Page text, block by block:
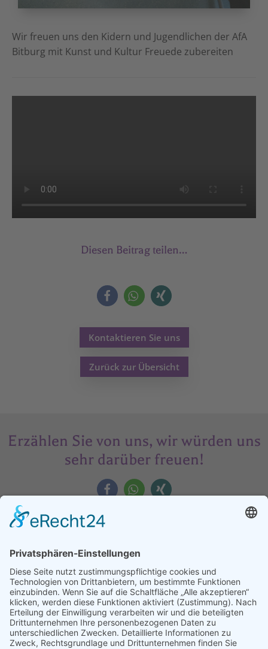
Wir freuen uns den Kidern und Jugendlichen der AfA
Bitburg mit Kunst und Kultur Freuede zubereiten
Diesen Beitrag teilen…
Kontaktieren Sie uns
Zurück zur Übersicht
Erzählen Sie von uns, wir würden uns
sehr darüber freuen!
Assoziierter Partner der Universität
Debrezen
Faculty of Child And Adult Education of the University of
Debrezen, Dekanat Hajdúböszörmény.
Weitere Informationen finden Sie auf www.ethics-